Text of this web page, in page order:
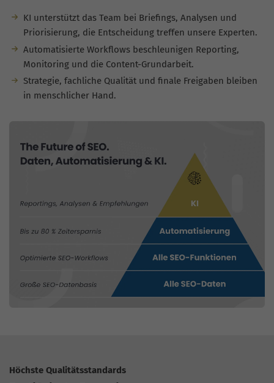
KI unterstützt das Team bei Briefings, Analysen und
Priorisierung, die Entscheidung treffen unsere Experten.
Automatisierte Workflows beschleunigen Reporting,
Monitoring und die Content-Grundarbeit.
Strategie, fachliche Qualität und finale Freigaben bleiben
in menschlicher Hand.
Höchste Qualitätsstandards